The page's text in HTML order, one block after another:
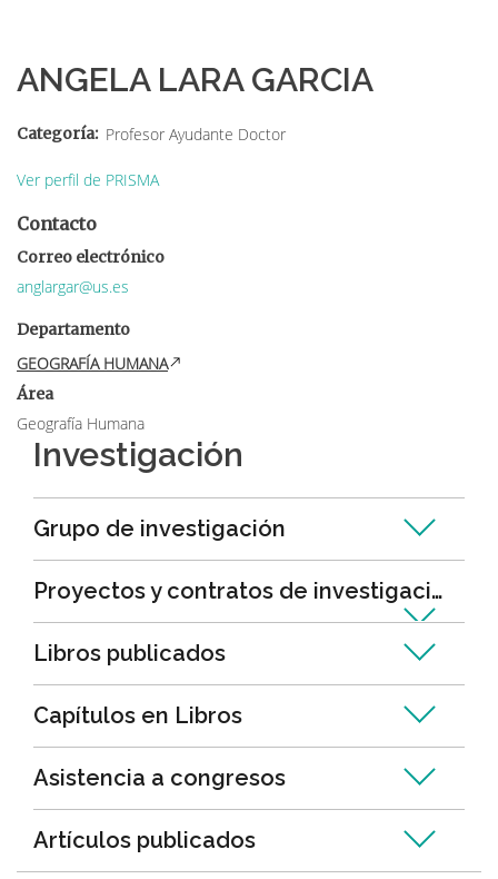
de
ayuda
navegación
ANGELA LARA GARCIA
Categoría Profesor Ayudante Doctor
Ver perfil de PRISMA
Contacto
Correo electrónico
anglargar@us.es
Departamento
GEOGRAFÍA HUMANA
Área
Geografía Humana
Investigación
Grupo de investigación
Proyectos y contratos de investigación
Libros publicados
Capítulos en Libros
Asistencia a congresos
Artículos publicados